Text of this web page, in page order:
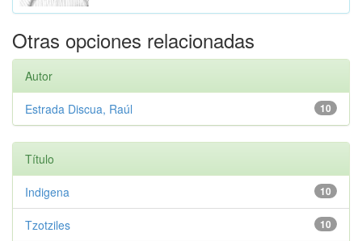
Otras opciones relacionadas
Autor
10
Estrada Discua, Raúl
Título
10
Indigena
10
Tzotziles